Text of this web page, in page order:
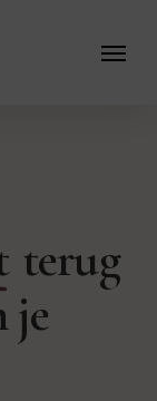
Menu
terug
je